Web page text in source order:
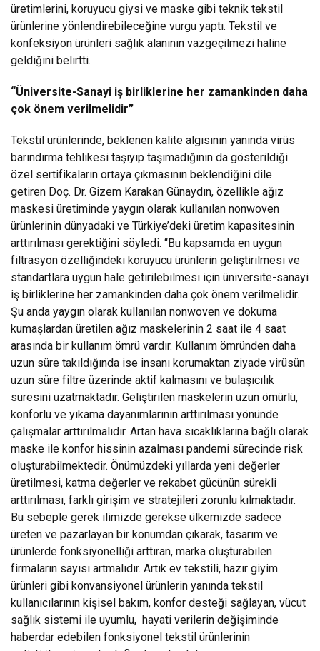
üretimlerini, koruyucu giysi ve maske gibi teknik tekstil
ürünlerine yönlendirebileceğine vurgu yaptı. Tekstil ve
konfeksiyon ürünleri sağlık alanının vazgeçilmezi haline
geldiğini belirtti.
“Üniversite-Sanayi iş birliklerine her zamankinden daha
çok önem verilmelidir”
Tekstil ürünlerinde, beklenen kalite algısının yanında virüs
barındırma tehlikesi taşıyıp taşımadığının da gösterildiği
özel sertifikaların ortaya çıkmasının beklendiğini dile
getiren Doç. Dr. Gizem Karakan Günaydın, özellikle ağız
maskesi üretiminde yaygın olarak kullanılan nonwoven
ürünlerinin dünyadaki ve Türkiye’deki üretim kapasitesinin
arttırılması gerektiğini söyledi. “Bu kapsamda en uygun
filtrasyon özelliğindeki koruyucu ürünlerin geliştirilmesi ve
standartlara uygun hale getirilebilmesi için üniversite-sanayi
iş birliklerine her zamankinden daha çok önem verilmelidir.
Şu anda yaygın olarak kullanılan nonwoven ve dokuma
kumaşlardan üretilen ağız maskelerinin 2 saat ile 4 saat
arasında bir kullanım ömrü vardır. Kullanım ömründen daha
uzun süre takıldığında ise insanı korumaktan ziyade virüsün
uzun süre filtre üzerinde aktif kalmasını ve bulaşıcılık
süresini uzatmaktadır. Geliştirilen maskelerin uzun ömürlü,
konforlu ve yıkama dayanımlarının arttırılması yönünde
çalışmalar arttırılmalıdır. Artan hava sıcaklıklarına bağlı olarak
maske ile konfor hissinin azalması pandemi sürecinde risk
oluşturabilmektedir. Önümüzdeki yıllarda yeni değerler
üretilmesi, katma değerler ve rekabet gücünün sürekli
arttırılması, farklı girişim ve stratejileri zorunlu kılmaktadır.
Bu sebeple gerek ilimizde gerekse ülkemizde sadece
üreten ve pazarlayan bir konumdan çıkarak, tasarım ve
ürünlerde fonksiyonelliği arttıran, marka oluşturabilen
firmaların sayısı artmalıdır. Artık ev tekstili, hazır giyim
ürünleri gibi konvansiyonel ürünlerin yanında tekstil
kullanıcılarının kişisel bakım, konfor desteği sağlayan, vücut
sağlık sistemi ile uyumlu, hayati verilerin değişiminde
haberdar edebilen fonksiyonel tekstil ürünlerinin